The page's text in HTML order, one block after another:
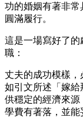
功的婚姻有著非
圓滿履行。
這是一場寫好了
職：
丈夫的成功模樣，
如引文所述「嫁
供穩定的經濟來
學費有著落，並